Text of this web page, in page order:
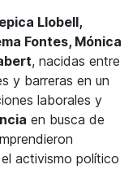
Llobell,
Fontes, Mónica
, nacidas entre
y barreras en un
laborales y
en busca de
activismo político